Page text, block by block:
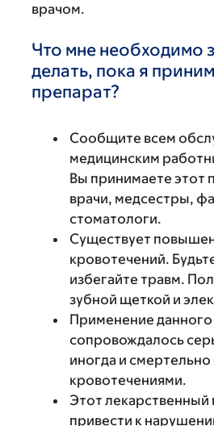
врачом.
Что мне необходимо
делать, пока я
препарат?
Сообщите всем
медицинским
Вы принимаете этот
врачи, медсестры,
стоматологи.
Существует
кровотечений.
избегайте травм.
зубной щеткой и
Применение
сопровождалось
иногда и
кровотечениями.
Этот лекарственный
привести к